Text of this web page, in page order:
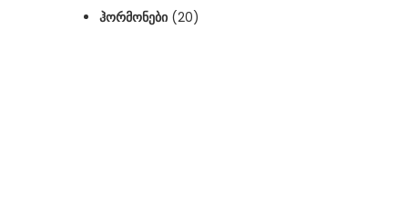
ᲰᲝᲠᲛᲝᲜᲔᲑᲘ (20)